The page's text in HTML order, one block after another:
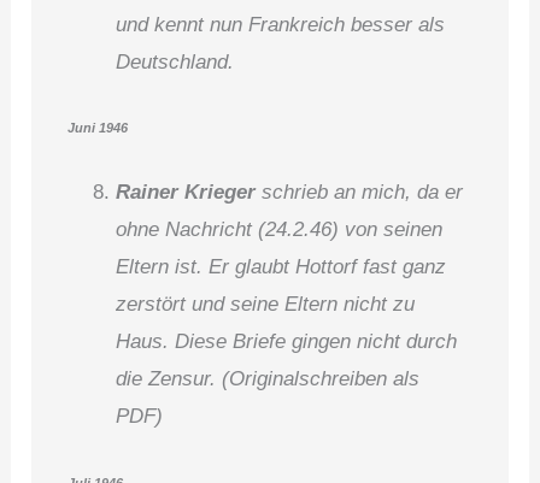
und kennt nun Frankreich besser als
Deutschland.
Juni 1946
Rainer Kriegerschrieb an mich, da er
ohne Nachricht (24.2.46) von seinen
Eltern ist. Er glaubt Hottorf fast ganz
zerstört und seine Eltern nicht zu
Haus. Diese Briefe gingen nicht durch
die Zensur. (Originalschreiben als
PDF)